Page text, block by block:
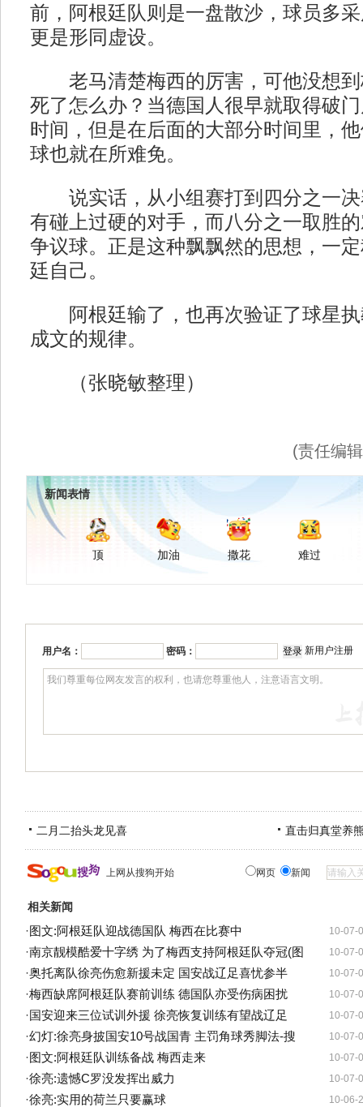
前，阿根廷队则是一盘散沙，球员多
更是形同虚设。
老马清楚梅西的厉害，可他没想到
死了怎么办？当德国人很早就取得破
时间，但是在后面的大部分时间里，
球也就在所难免。
说实话，从小组赛打到四分之一决
有碰上过硬的对手，而八分之一取胜
争议球。正是这种飘飘然的思想，一
廷自己。
阿根廷输了，也再次验证了球星执
成文的规律。
（张晓敏整理）
(责任编
新闻表情
顶 加油 撒花 难过
用户名： 密码： 新用户注册
二月二抬头龙见喜 直击归真堂养
上网从搜狗开始 网页 新闻
相关新闻
10-07-
· 图文:阿根廷队迎战德国队 梅西在比赛中
10-07-
·南京靓模酷爱十字绣 为了梅西支持阿根廷队夺冠(图
10-07-
·奥托离队徐亮伤愈新援未定 国安战辽足喜忧参半
10-07-
·梅西缺席阿根廷队赛前训练 德国队亦受伤病困扰
10-07-
· 国安迎来三位试训外援 徐亮恢复训练有望战辽足
10-07-
·幻灯:徐亮身披国安10号战国青 主罚角球秀脚法-搜
10-07-
· 图文:阿根廷队训练备战 梅西走来
10-07-
·徐亮:遗憾C罗没发挥出威力
10-06-
·徐亮:实用的荷兰只要赢球